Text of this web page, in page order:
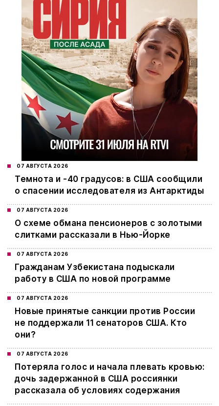
07 АВГУСТА 2026
Темнота и -40 градусов: в США сообщили
о спасении исследователя из Антарктиды
07 АВГУСТА 2026
О схеме обмана пенсионеров с золотыми
слитками рассказали в Нью-Йорке
07 АВГУСТА 2026
Гражданам Узбекистана подыскали
работу в США по новой программе
07 АВГУСТА 2026
Новые принятые санкции против России
не поддержали 11 сенаторов США. Кто
они?
07 АВГУСТА 2026
Потеряла голос и начала плевать кровью:
дочь задержанной в США россиянки
рассказала об условиях содержания